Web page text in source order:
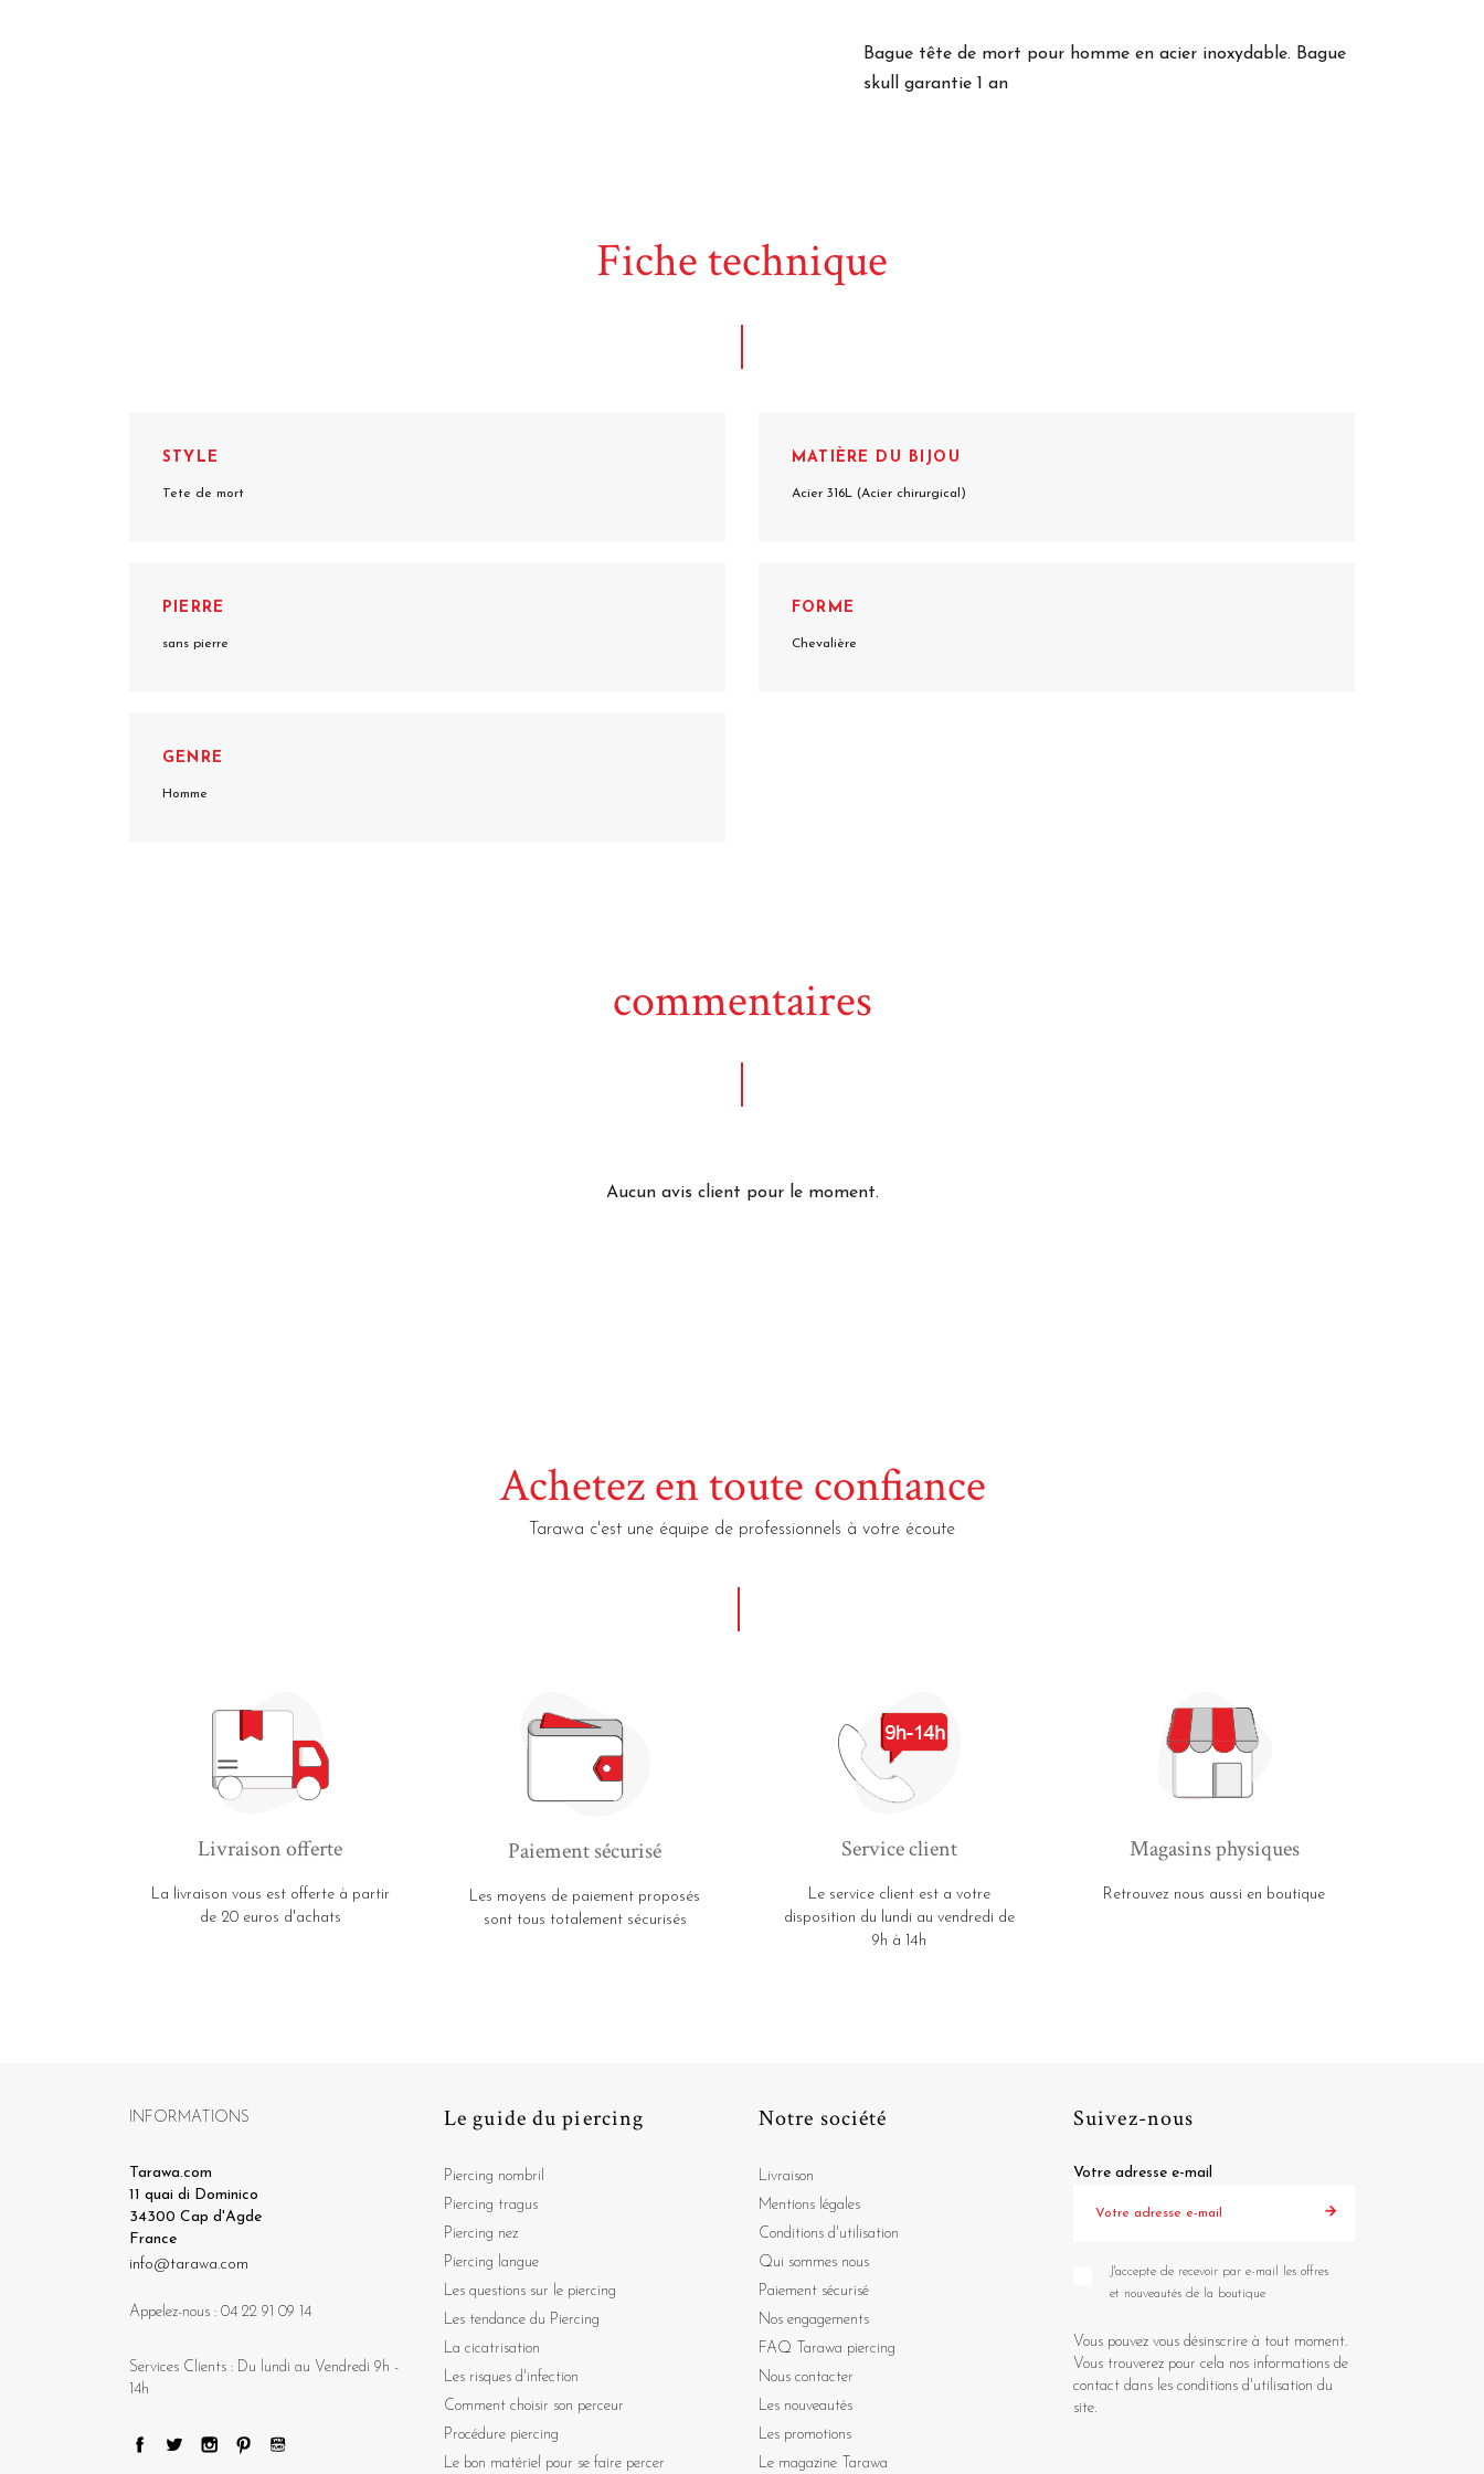
Bague tête de mort pour homme en acier inoxydable. Bague
skull garantie 1 an
Fiche technique
STYLE
Tete de mort
MATIÈRE DU BIJOU
Acier 316L (Acier chirurgical)
PIERRE
sans pierre
FORME
Chevalière
GENRE
Homme
commentaires
Aucun avis client pour le moment.
Achetez en toute confiance
Tarawa c'est une équipe de professionnels à votre écoute
Livraison offerte
La livraison vous est offerte à partir
de 20 euros d'achats
Paiement sécurisé
Les moyens de paiement proposés
sont tous totalement sécurisés
Service client
Le service client est a votre
disposition du lundi au vendredi de
9h à 14h
Magasins physiques
Retrouvez nous aussi en boutique
INFORMATIONS
Tarawa.com
11 quai di Dominico
34300 Cap d'Agde
France
info@tarawa.com
Appelez-nous : 04 22 91 09 14
Services Clients : Du lundi au Vendredi 9h -
14h
Le guide du piercing
Piercing nombril
Piercing tragus
Piercing nez
Piercing langue
Les questions sur le piercing
Les tendance du Piercing
La cicatrisation
Les risques d'infection
Comment choisir son perceur
Procédure piercing
Le bon matériel pour se faire percer
Notre société
Livraison
Mentions légales
Conditions d'utilisation
Qui sommes nous
Paiement sécurisé
Nos engagements
FAQ Tarawa piercing
Nous contacter
Les nouveautés
Les promotions
Le magazine Tarawa
Suivez-nous
Votre adresse e-mail
J'accepte de recevoir par e-mail les offres
et nouveautés de la boutique
Vous pouvez vous désinscrire à tout moment.
Vous trouverez pour cela nos informations de
contact dans les conditions d'utilisation du
site.